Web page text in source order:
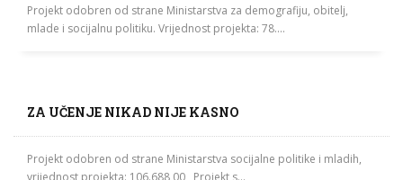
Projekt odobren od strane Ministarstva za demografiju, obitelj,
mlade i socijalnu politiku. Vrijednost projekta: 78....
ZA UČENJE NIKAD NIJE KASNO
Projekt odobren od strane Ministarstva socijalne politike i mladih,
vrijednost projekta: 106.688,00 Projekt s...